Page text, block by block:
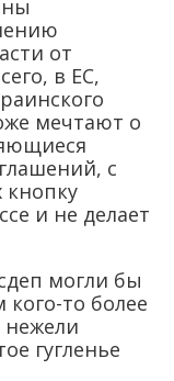
от
в ЕС,
мечтают о
с
кнопку
и не делает
могли бы
то более
гугленье